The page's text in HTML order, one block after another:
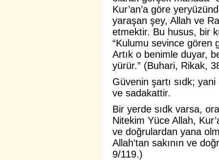
Kur’an’a göre
yaraşan şey, Allah ve
etmektir. Bu husus, bir
“Kulumu sevince gören
Artık o benimle duyar,
yürür.” (Buhari, Rikak,
Güvenin şartı sıdk;
ve sadakattir.
Bir yerde sıdk varsa,
Nitekim Yüce Allah,
ve doğrulardan yana
Allah'tan sakının ve
9/119.)